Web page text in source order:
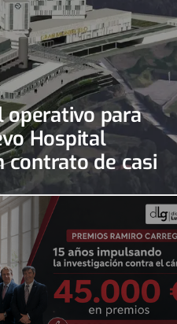
operativo para
Hospital
contrato de casi